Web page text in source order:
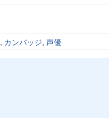
, カンバッジ, 声優